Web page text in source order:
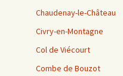
Chaudenay-le-Château
Civry-en-Montagne
Col de Viécourt
Combe de Bouzot